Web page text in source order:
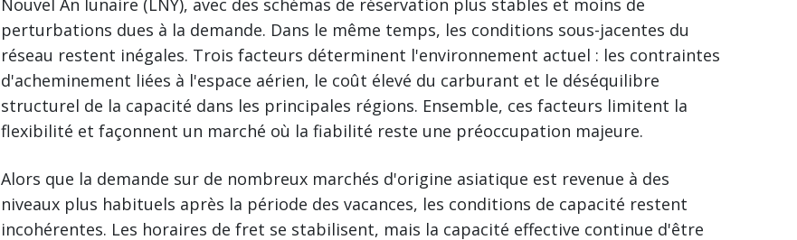
perturbations dues à la demande. Dans le même temps, les conditions sous-jacentes du
réseau restent inégales. Trois facteurs déterminent l'environnement actuel : les contraintes
d'acheminement liées à l'espace aérien, le coût élevé du carburant et le déséquilibre
structurel de la capacité dans les principales régions. Ensemble, ces facteurs limitent la
flexibilité et façonnent un marché où la fiabilité reste une préoccupation majeure.
Alors que la demande sur de nombreux marchés d'origine asiatique est revenue à des
niveaux plus habituels après la période des vacances, les conditions de capacité restent
incohérentes. Les horaires de fret se stabilisent, mais la capacité effective continue d'être